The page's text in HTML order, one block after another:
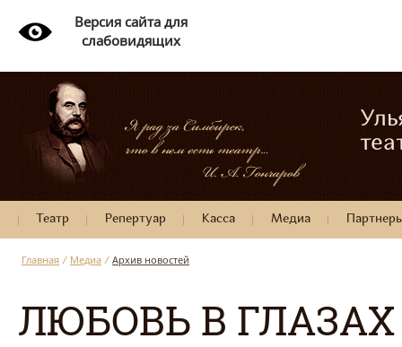
Версия сайта для
слабовидящих
Театр Репертуар Касса Медиа
Главная / Медиа / Архив новостей
ЛЮБОВЬ В